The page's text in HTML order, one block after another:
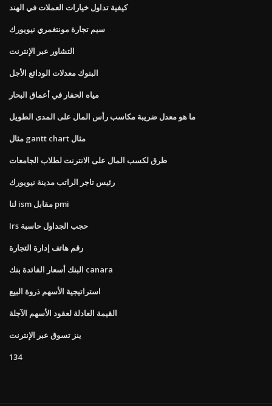
كيفية تداول خيارات العملات في الهند
سيم تجارة مونتغمري نيويورك
التشاور عبر الإنترنت
البنوك معدلات الودائع الأجل
مياه الحفار في أعماق البحار
ما هو معدل ضريبة مكاسب رأس المال على المدى الطويل
مثال gantt chart مثال
طرق لكسب المال على الانترنت لطلاب الجامعات
رئيس تاجر الراتب مدينة نيويورك
لنا ism مقابل pmi
Irs حجب الجداول حاسبة
رقم هاتف إدارة التجارة
البنك أسعار الفائدة بنك canara
استراتيجية الأسهم ذروة البيع
القيمة العادلة لعقود الأسهم الآجلة
ينز تسوق عبر الإنترنت
134